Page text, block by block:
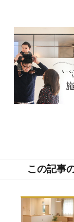
この記事